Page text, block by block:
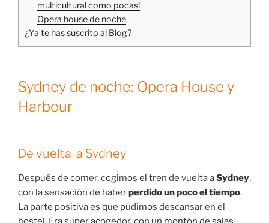
multicultural como pocas!
Opera house de noche
¿Ya te has suscrito al Blog?
Sydney de noche: Opera House y
Harbour
De vuelta a Sydney
Después de comer, cogimos el tren de vuelta aSydney,
con la sensación de haberperdido un poco el tiempo.
La parte positiva es que pudimos descansar en el